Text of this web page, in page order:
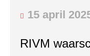
15 april
RIVM